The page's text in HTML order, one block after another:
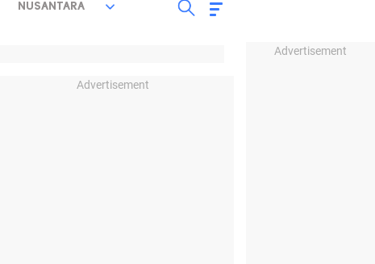
Advertisement
NUSANTARA
Advertisement